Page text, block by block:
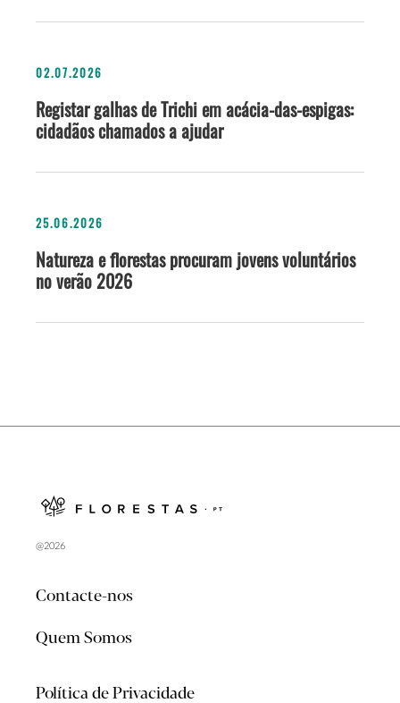
02.07.2026
Registar galhas de Trichi em acácia-das-espigas:
cidadãos chamados a ajudar
25.06.2026
Natureza e florestas procuram jovens voluntários
no verão 2026
@2026
Contacte-nos
Quem Somos
Política de Privacidade